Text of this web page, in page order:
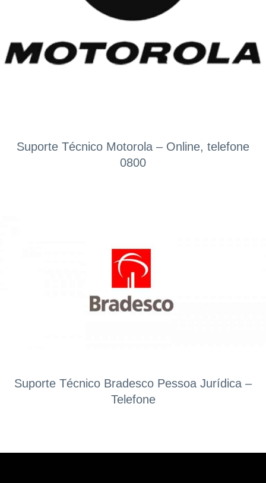
Suporte Técnico Motorola – Online, telefone
0800
Suporte Técnico Bradesco Pessoa Jurídica –
Telefone